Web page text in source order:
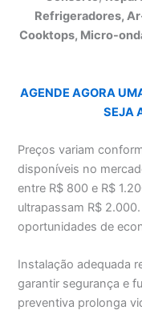
Refrigeradores,
Cooktops, Micro-
AGENDE AGORA
SEJA
Preços variam
disponíveis no
entre R$ 800 e R$
ultrapassam R$
oportunidades de
Instalação adequada
garantir segurança e
preventiva prolonga